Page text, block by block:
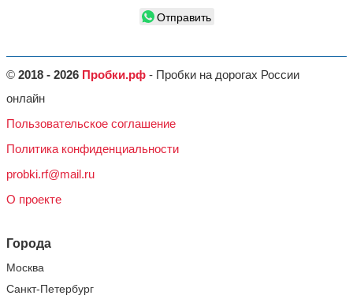
Отправить
© 2018 - 2026 Пробки.рф - Пробки на дорогах России
онлайн
Пользовательское соглашение
Политика конфиденциальности
probki.rf@mail.ru
О проекте
Города
Москва
Санкт-Петербург